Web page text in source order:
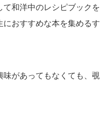
和洋中のレシピブックを
おすすめな本を集めるす
があってもなくても、覗